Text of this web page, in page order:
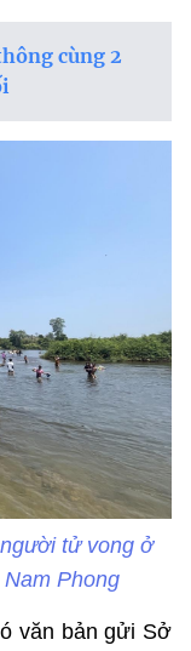
cùng 2
tử vong ở
Phong
văn bản gửi Sở